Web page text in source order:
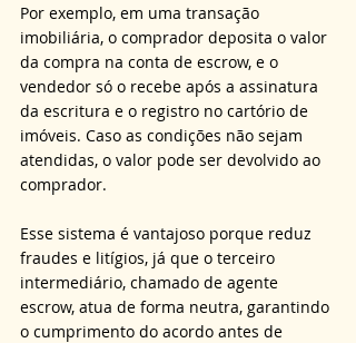
Por exemplo, em uma transação
imobiliária, o comprador deposita o valor
da compra na conta de escrow, e o
vendedor só o recebe após a assinatura
da escritura e o registro no cartório de
imóveis. Caso as condições não sejam
atendidas, o valor pode ser devolvido ao
comprador.
Esse sistema é vantajoso porque reduz
fraudes e litígios, já que o terceiro
intermediário, chamado de agente
escrow, atua de forma neutra, garantindo
o cumprimento do acordo antes de